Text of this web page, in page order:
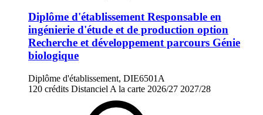
Diplôme d'établissement Responsable en
ingénierie d'étude et de production option
Recherche et développement parcours Génie
biologique
Diplôme d'établissement, DIE6501A
120 crédits Distanciel A la carte 2026/27 2027/28